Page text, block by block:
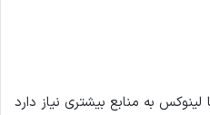
به منابع بیشتری نیاز دارد